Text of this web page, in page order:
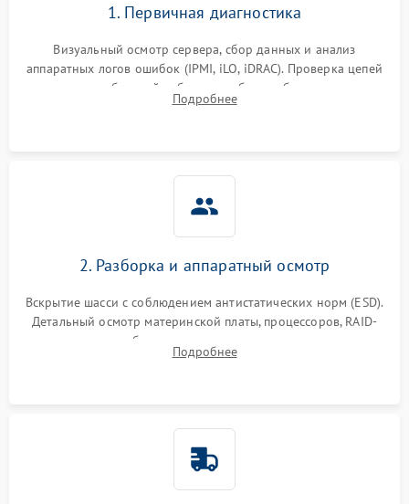
1. Первичная диагностика
Визуальный осмотр сервера, сбор данных и анализ
аппаратных логов ошибок (IPMI, iLO, iDRAC). Проверка цепей
питания и базовой работоспособности без вскрытия
корпуса для быстрой локализации сбоя.
Подробнее
2. Разборка и аппаратный осмотр
Вскрытие шасси с соблюдением антистатических норм (ESD).
Детальный осмотр материнской платы, процессоров, RAID-
контроллеров и блоков питания на наличие термических
повреждений, прогаров или окислений.
Подробнее